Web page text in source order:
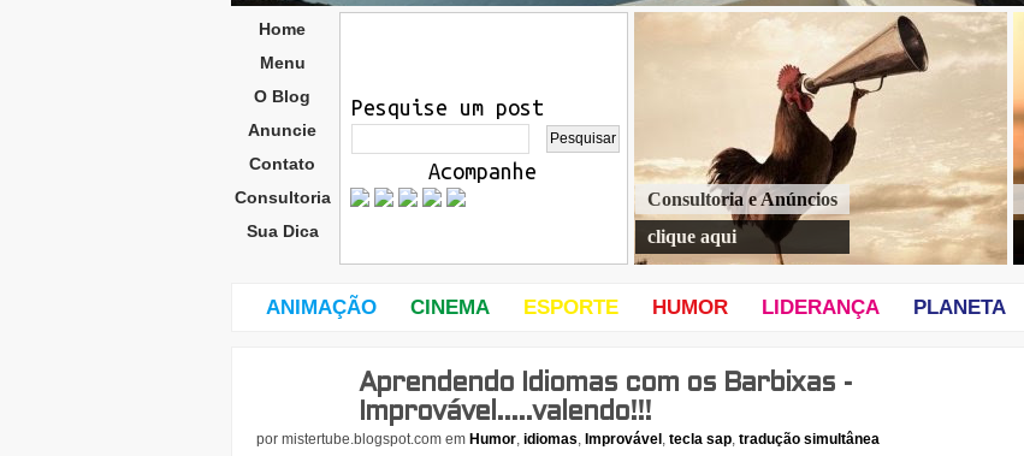
Home
Menu
O Blog
Anuncie
Contato
Consultoria
Sua Dica
Pesquise um post
Acompanhe
Consultoria e Anúncios
clique aqui
ANIMAÇÃO CINEMA ESPORTE HUMOR LIDERANÇA PLANETA
feira
Aprendendo Idiomas com os Barbixas -
Improvável.....valendo!!!
por mistertube.blogspot.com em Humor, idiomas, Improvável , tecla sap, tradução simultânea